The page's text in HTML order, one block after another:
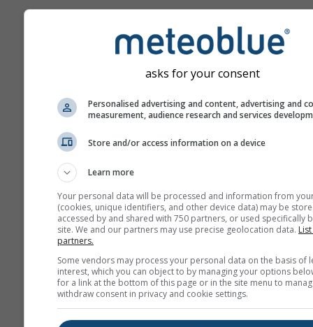
Ружа ветрова
asks for your consent
Personalised advertising and content, advertising and
measurement, audience research and services
Store and/or access information on a device
Learn more
Your personal data will be processed and information from
(cookies, unique identifiers, and other device data) may be
accessed by and shared with 750 partners, or used specifically
site. We and our partners may use precise geolocation data.
partners.
Some vendors may process your personal data on the basis of
interest, which you can object to by managing your options
for a link at the bottom of this page or in the site menu to
withdraw consent in privacy and cookie settings.